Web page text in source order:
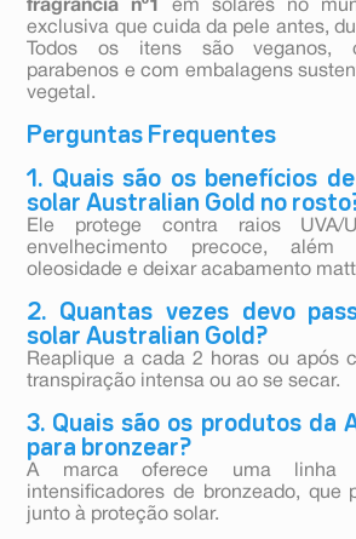
fragrância nº1
em solares no
exclusiva que cuida da pele antes,
Todos os itens são veganos,
parabenos e com embalagens
vegetal.
Perguntas Frequentes
1. Quais são os benefícios
solar Australian Gold no
Ele protege contra raios UVA/
envelhecimento precoce,
oleosidade e deixar acabamento
2. Quantas vezes devo
solar Australian Gold?
Reaplique a cada 2 horas ou após
transpiração intensa ou ao se secar.
3. Quais são os produtos da
para bronzear?
A marca oferece uma linha
intensificadores de bronzeado, que
junto à proteção solar.